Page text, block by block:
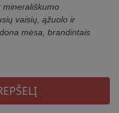
minerališkumo
vaisių, ąžuolo ir
mėsa, brandintais